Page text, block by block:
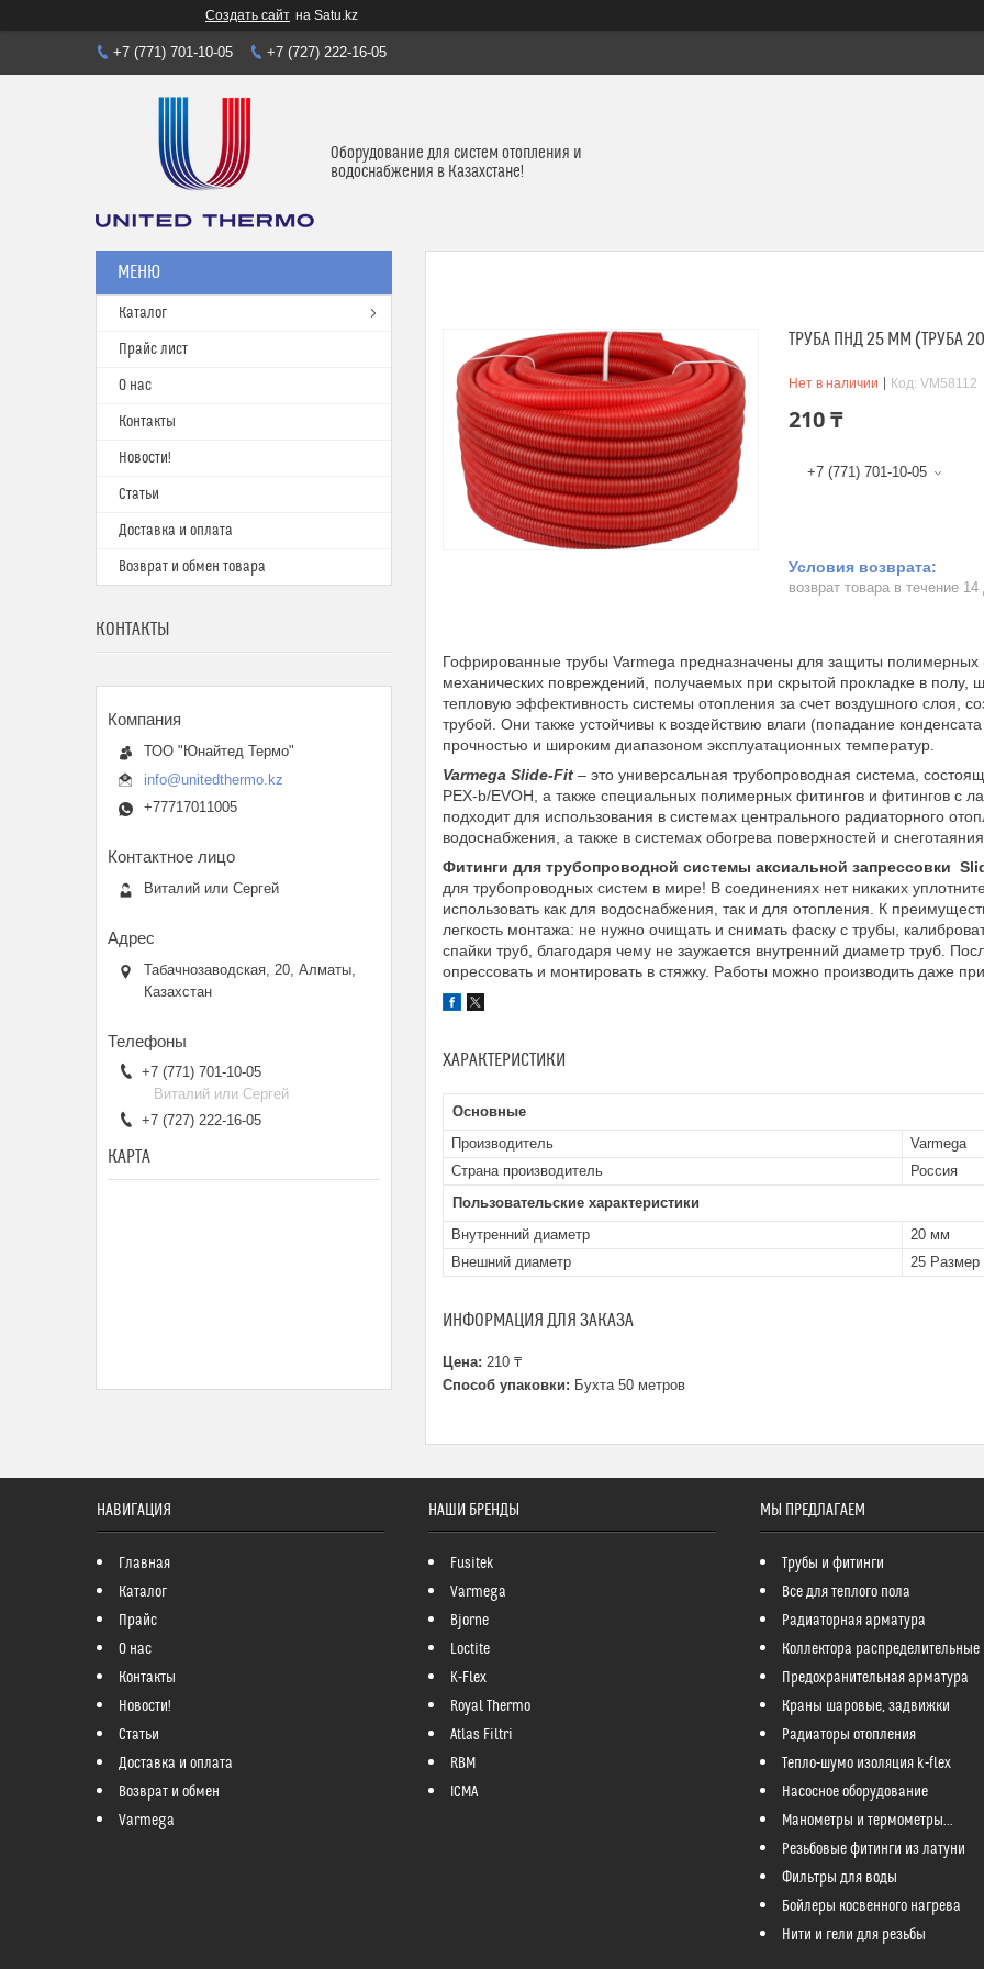
Создать сайт на Satu.kz
+7 (771) 701-10-05 +7 (727) 222-16-05
Оборудование для систем отопления и
водоснабжения в Казахстане!
ТРУБА ПНД 25 ММ (ТРУБА
Нет в наличии Код: VM58112
210 ₸
+7 (771) 701-10-05
возврат товара в течение
Гофрированные трубы Varmega предназначены для защиты полимерных
механических повреждений, получаемых при скрытой прокладке в полу,
тепловую эффективность системы отопления за счет воздушного слоя,
трубой. Они также устойчивы к воздействию влаги (попадание
прочностью и широким диапазоном эксплуатационных температур.
Varmega Slide-Fit – это универсальная трубопроводная система,
PEX-b/EVOH, а также специальных полимерных фитингов и фитингов с
подходит для использования в системах центрального радиаторного
водоснабжения, а также в системах обогрева поверхностей и
Фитинги для трубопроводной системы аксиальной запрессовки
для трубопроводных систем в мире! В соединениях нет никаких
использовать как для водоснабжения, так и для отопления. К
легкость монтажа: не нужно очищать и снимать фаску с трубы,
спайки труб, благодаря чему не заужается внутренний диаметр труб.
опрессовать и монтировать в стяжку. Работы можно производить даже
ХАРАКТЕРИСТИКИ
Основные
Производитель
Varmega
Страна производитель
Россия
Пользовательские характеристики
Внутренний диаметр
20 мм
Внешний диаметр
25
ИНФОРМАЦИЯ ДЛЯ ЗАКАЗА
Цена: 210 ₸
Способ упаковки: Бухта 50 метров
Каталог
Прайс лист
О нас
Контакты
Новости!
Статьи
Доставка и оплата
Возврат и обмен товара
КОНТАКТЫ
ТОО "Юнайтед Термо"
info@unitedthermo.kz
+77717011005
Виталий или Сергей
Табачнозаводская, 20, Алматы,
Казахстан
+7 (771) 701-10-05
Виталий или Сергей
+7 (727) 222-16-05
КАРТА
НАВИГАЦИЯ
Главная
Каталог
Прайс
О нас
Контакты
Новости!
Статьи
Доставка и оплата
Возврат и обмен
Varmega
НАШИ БРЕНДЫ
Fusitek
Varmega
Bjorne
Loctite
K-Flex
Royal Thermo
Atlas Filtri
RBM
ICMA
МЫ ПРЕДЛАГАЕМ
Трубы и фитинги
Все для теплого пола
Радиаторная арматура
Коллектора распределительные
Предохранительная арматура
Краны шаровые, задвижки
Радиаторы отопления
Тепло-шумо изоляция k-flex
Насосное оборудование
Манометры и термометры...
Резьбовые фитинги из латуни
Фильтры для воды
Бойлеры косвенного нагрева
Нити и гели для резьбы